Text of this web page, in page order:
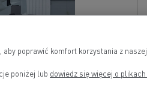
Brak oferty
520
aby poprawić komfort korzystania z
poniżej lub dowiedz się więcej o